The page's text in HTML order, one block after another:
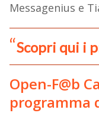
Messagenius e
Scopri qui i
Open-F@b
programma